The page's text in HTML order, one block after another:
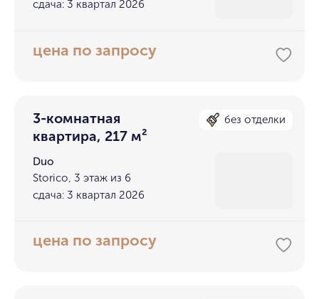
сдача: 3 квартал 2026
цена по запросу
3-комнатная
квартира, 217 м²
без отделки
Duo
Storico, 3 этаж из 6
сдача: 3 квартал 2026
цена по запросу